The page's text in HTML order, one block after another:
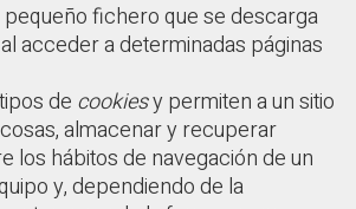
fichero que se descarga
acceder a determinadas páginas
de cookiesy permiten a un sitio
almacenar y recuperar
los hábitos de navegación de un
y, dependiendo de la